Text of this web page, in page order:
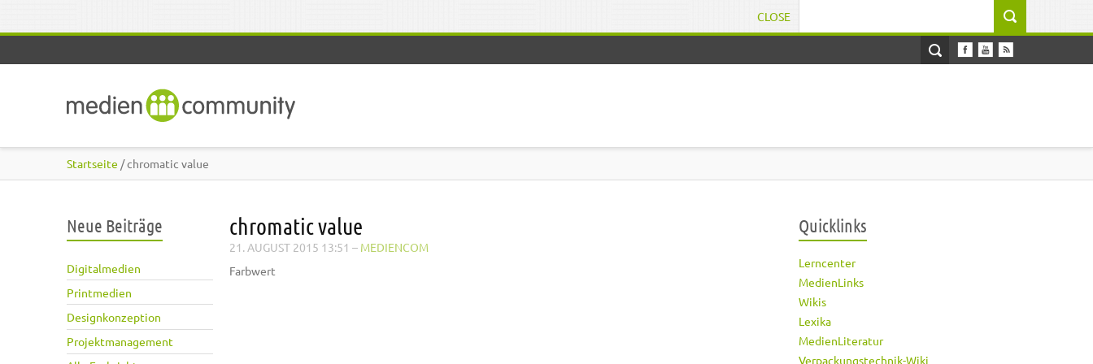
CLOSE
Startseite / chromatic value
Neue Beiträge
Digitalmedien
Printmedien
Designkonzeption
Projektmanagement
chromatic value
21. AUGUST 2015 13:51 – MEDIENCOM
Farbwert
Quicklinks
Lerncenter
MedienLinks
Wikis
Lexika
MedienLiteratur
Verpackungstechnik-Wiki